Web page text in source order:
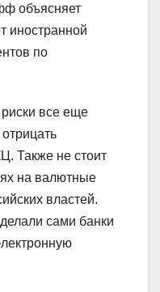
объясняет
иностранной
по
все еще
Также не стоит
на валютные
властей.
сами банки